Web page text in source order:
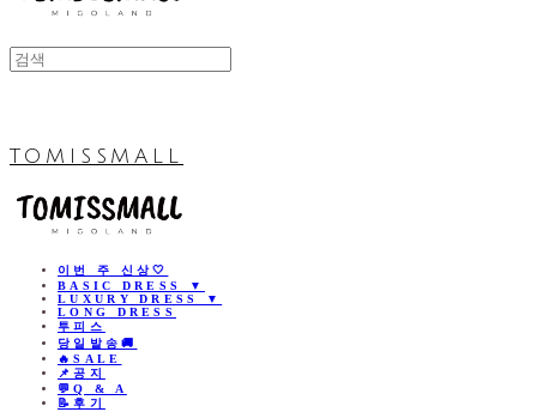
TOMISSMALL
이번 주 신상🤍
BASIC DRESS ▼
LUXURY DRESS ▼
LONG DRESS
투피스
당일발송🚚
🔥SALE
📌공지
💬Q & A
📝후기